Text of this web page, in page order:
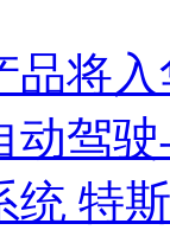
品将
动驾
统 特